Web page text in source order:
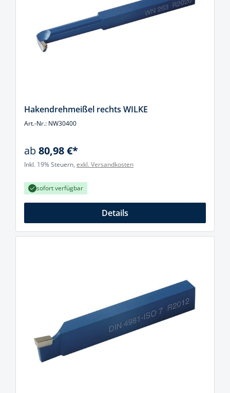
Hakendrehmeißel rechts WILKE
Art.-Nr.: NW30400
ab80,98 €*
Inkl. 19% Steuern, exkl. Versandkosten
sofort verfügbar
Details